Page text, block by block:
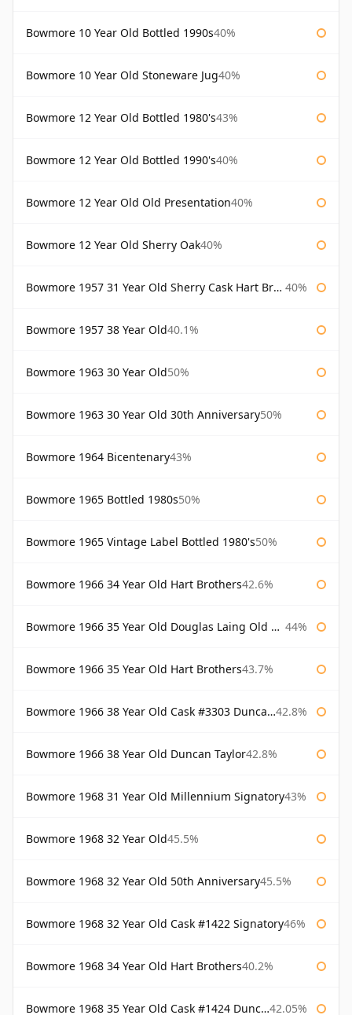
Bowmore 10 Year Old Bottled 1990s40%
Bowmore 10 Year Old Stoneware Jug40%
Bowmore 12 Year Old Bottled 1980's43%
Bowmore 12 Year Old Bottled 1990's40%
Bowmore 12 Year Old Old Presentation40%
Bowmore 12 Year Old Sherry Oak40%
Bowmore 1957 31 Year Old Sherry Cask Hart Brothers 40%
Bowmore 1957 38 Year Old40.1%
Bowmore 1963 30 Year Old50%
Bowmore 1963 30 Year Old 30th Anniversary50%
Bowmore 1964 Bicentenary43%
Bowmore 1965 Bottled 1980s50%
Bowmore 1965 Vintage Label Bottled 1980's50%
Bowmore 1966 34 Year Old Hart Brothers42.6%
Bowmore 1966 35 Year Old Douglas Laing Old Malt Cask 44%
Bowmore 1966 35 Year Old Hart Brothers43.7%
Bowmore 1966 38 Year Old Cask #3303 Duncan Taylor 42.8%
Bowmore 1966 38 Year Old Duncan Taylor42.8%
Bowmore 1968 31 Year Old Millennium Signatory43%
Bowmore 1968 32 Year Old45.5%
Bowmore 1968 32 Year Old 50th Anniversary45.5%
Bowmore 1968 32 Year Old Cask #1422 Signatory46%
Bowmore 1968 34 Year Old Hart Brothers40.2%
Bowmore 1968 35 Year Old Cask #1424 Duncan Taylor 42.05%